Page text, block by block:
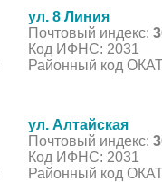
ул. 8 Линия
Почтовый индекс:
Код ИФНС: 2031
Районный код
ул. Алтайская
Почтовый индекс:
Код ИФНС: 2031
Районный код